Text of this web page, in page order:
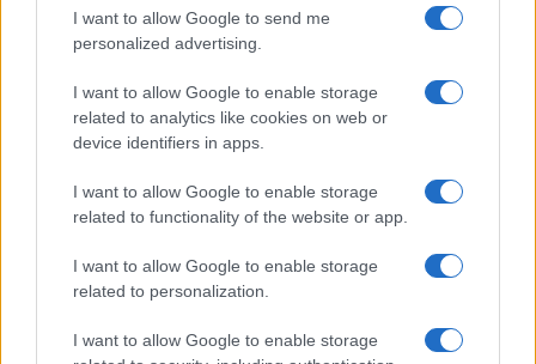
I want to allow Google to send me
personalized advertising.
I want to allow Google to enable storage
related to analytics like cookies on web or
device identifiers in apps.
I want to allow Google to enable storage
related to functionality of the website or app.
I want to allow Google to enable storage
related to personalization.
I want to allow Google to enable storage
Koroške reke so opazno upadle,
zadnja dva tedna skoraj brez
Z vlakom po Koroški: Manj
gneče, več udobja
Več iz kategorije Novice